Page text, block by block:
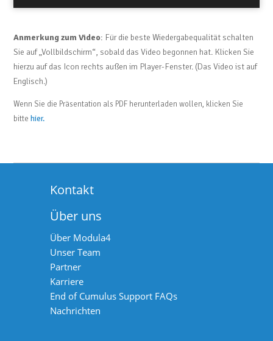
Anmerkung zum Video: Für die beste Wiedergabequalität schalten
Sie auf „Vollbildschirm“, sobald das Video begonnen hat. Klicken Sie
hierzu auf das Icon rechts außen im Player-Fenster. (Das Video ist auf
Englisch.)
Wenn Sie die Präsentation als PDF herunterladen wollen, klicken Sie
bitte hier.
Kontakt
Über uns
Über Modula4
Unser Team
Partner
Karriere
End of Cumulus Support FAQs
Nachrichten